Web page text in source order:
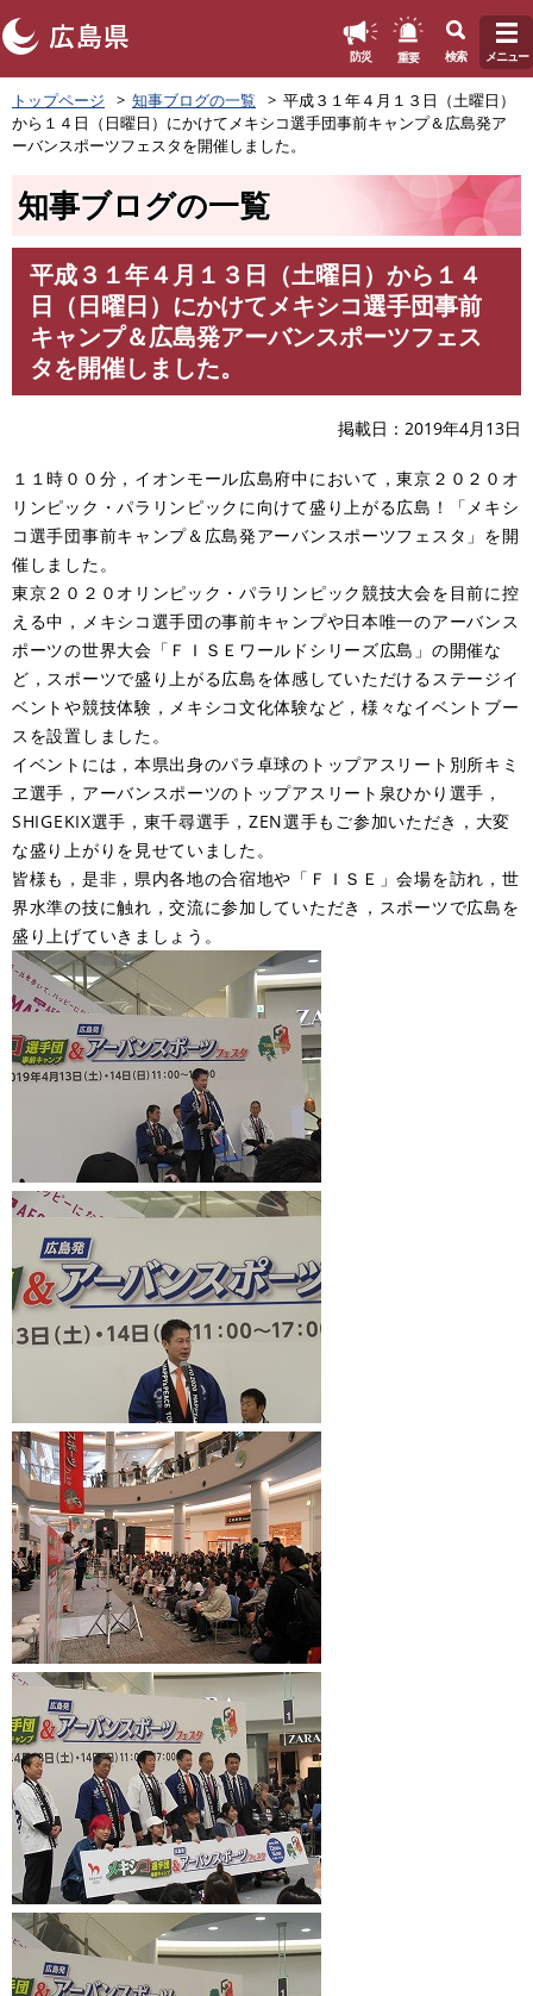
ペ
ー
ジ
防災 重要 検索 メニュー
トップページ 知事ブログの一覧
平成３１年４月１３日（土曜日）
から１４日（日曜日）にかけてメキシコ選手団事前キャンプ＆広島発ア
ーバンスポーツフェスタを開催しました。
知事ブログの一覧
平成３１年４月１３日（土曜日）から１４
日（日曜日）にかけてメキシコ選手団事前
キャンプ＆広島発アーバンスポーツフェス
タを開催しました。
掲載日 2019年4月13日
１１時００分，イオンモール広島府中において，東京２０２０オ
リンピック・パラリンピックに向けて盛り上がる広島！「メキシ
コ選手団事前キャンプ＆広島発アーバンスポーツフェスタ」を開
催しました。
東京２０２０オリンピック・パラリンピック競技大会を目前に控
える中，メキシコ選手団の事前キャンプや日本唯一のアーバンス
ポーツの世界大会「ＦＩＳＥワールドシリーズ広島」の開催な
ど，スポーツで盛り上がる広島を体感していただけるステージイ
ベントや競技体験，メキシコ文化体験など，様々なイベントブー
スを設置しました。
イベントには，本県出身のパラ卓球のトップアスリート別所キミ
ヱ選手，アーバンスポーツのトップアスリート泉ひかり選手，
SHIGEKIX選手，東千尋選手，ZEN選手もご参加いただき，大変
な盛り上がりを見せていました。
皆様も，是非，県内各地の合宿地や「ＦＩＳＥ」会場を訪れ，世
界水準の技に触れ，交流に参加していただき，スポーツで広島を
盛り上げていきましょう。